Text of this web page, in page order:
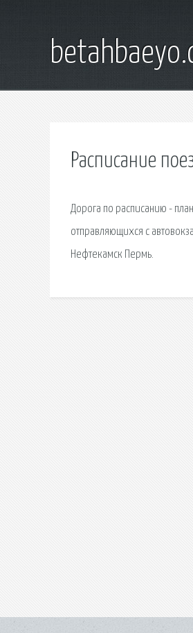
Расписание
Дорога по расписанию -
отправляющихся с
Нефтекамск Пермь.